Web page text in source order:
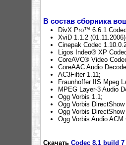
В состав сборника
DivX Pro™ 6.6.1
XviD 1.1.2
Cinepak Codec
Ligos Indeo® XP
CoreAVC® Video
CoreAAC Audio
AC3Filter 1.11;
Fraunhoffer IIS Mpeg
MPEG Layer-3 Audio
Ogg Vorbis 1.1;
Ogg Vorbis
Ogg Vorbis
Ogg Vorbis Audio ACM
Скачать Codec 8.1 build 7